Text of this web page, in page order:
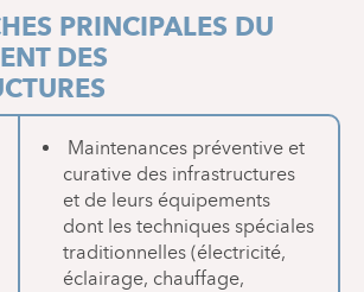
PRINCIPALES DU
DES
Maintenances préventive et
curative des infrastructures
et de leurs équipements
dont les techniques spéciales
traditionnelles (électricité,
éclairage, chauffage,